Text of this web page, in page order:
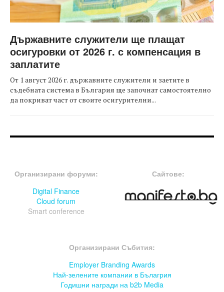
Държавните служители ще плащат
осигуровки от 2026 г. с компенсация в
заплатите
От 1 август 2026 г. държавните служители и заетите в
съдебната система в България ще започнат самостоятелно
да покриват част от своите осигурителни...
Организирани форуми:
Digital Finance
Cloud forum
Smart conference
Сайтове:
Организирани Събития:
Employer Branding Awards
Най-зелените компании в Бълагрия
Годишни награди на b2b Media